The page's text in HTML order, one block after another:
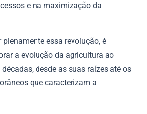
e na maximização da
plenamente essa revolução, é
a evolução da agricultura ao
desde as suas raízes até os
que caracterizam a